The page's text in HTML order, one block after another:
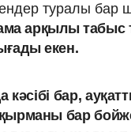
туралы бар
арқылы табыс
екен.
кәсібі бар,
бар